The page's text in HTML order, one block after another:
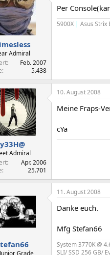
Admiral
Feb. 2007
5.438
Per
5900X | Asus Strix
y33H@
Admiral
Apr. 2006
25.701
10. August 2008
Meine Fraps-
cYa
Grade
11. August 2008
Danke euch.
Mfg Stefan66
System 3770K @
SLI/ SSD 256 GB/